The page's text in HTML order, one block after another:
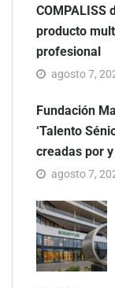
COMPALISS
producto
profesional
agosto 7,
Fundación
‘Talento
creadas por
agosto 7,